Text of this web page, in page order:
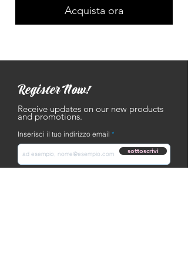
Acquista ora
Register Now!
Receive updates on our new products
and promotions.
Inserisci il tuo indirizzo email
sottoscrivi